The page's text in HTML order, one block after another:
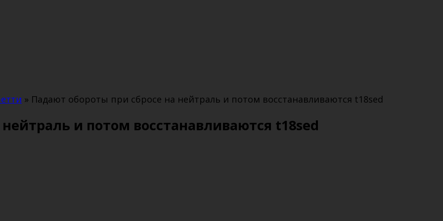
» Падают обороты при сбросе на нейтраль и потом восстанавливаются t18sed
и потом восстанавливаются t18sed